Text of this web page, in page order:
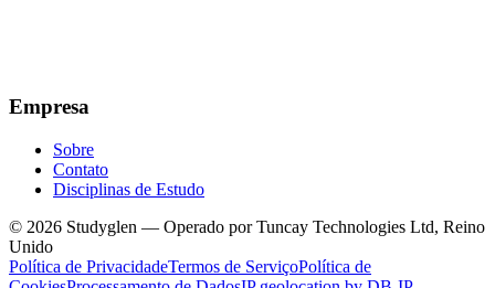
Empresa
Sobre
Contato
Disciplinas de Estudo
© 2026 Studyglen — Operado por Tuncay Technologies Ltd, Reino
Unido
Política de PrivacidadeTermos de ServiçoPolítica de